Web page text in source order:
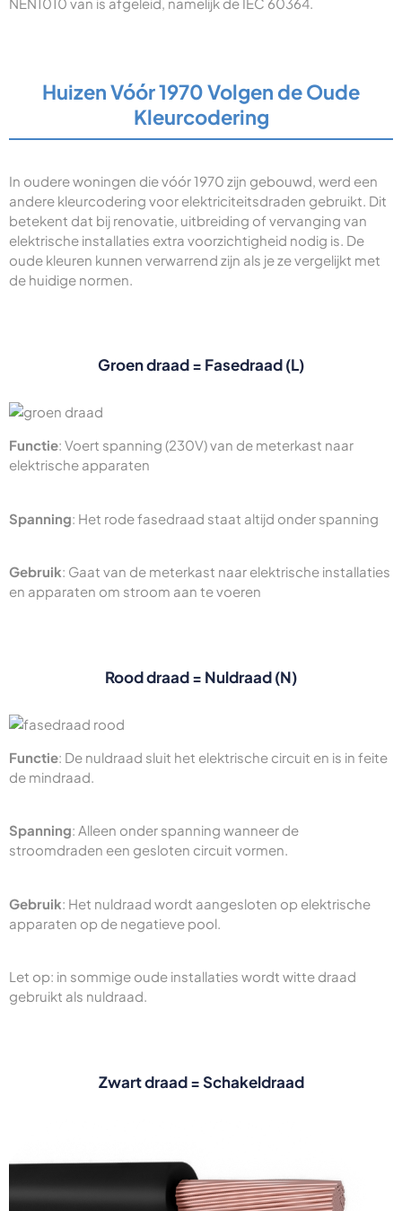
Huizen Vóór 1970 Volgen de Oude
Kleurcodering
In oudere woningen die vóór 1970 zijn gebouwd, werd een
andere kleurcodering voor elektriciteitsdraden gebruikt. Dit
betekent dat bij renovatie, uitbreiding of vervanging van
elektrische installaties extra voorzichtigheid nodig is. De
oude kleuren kunnen verwarrend zijn als je ze vergelijkt met
de huidige normen.
Groen draad = Fasedraad (L)
Functie: Voert spanning (230V) van de meterkast naar
elektrische apparaten
Spanning: Het rode fasedraad staat altijd onder spanning
Gebruik: Gaat van de meterkast naar elektrische installaties
en apparaten om stroom aan te voeren
Rood draad = Nuldraad (N)
Functie: De nuldraad sluit het elektrische circuit en is in feite
de mindraad.
Spanning: Alleen onder spanning wanneer de
stroomdraden een gesloten circuit vormen.
Gebruik: Het nuldraad wordt aangesloten op elektrische
apparaten op de negatieve pool.
Let op: in sommige oude installaties wordt witte draad
gebruikt als nuldraad.
Zwart draad = Schakeldraad